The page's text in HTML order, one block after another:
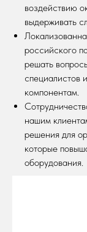
воздействию
выдерживать
российского
решать
специалистов
компонентам.
нашим
решения для
которые
оборудования.